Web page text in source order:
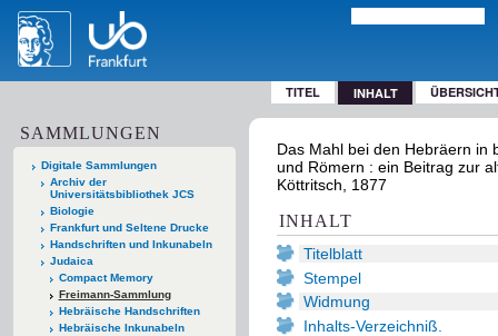
TITEL INHALT
SAMMLUNGEN
Digitale Sammlungen
Archiv der
Universitätsbibliothek JCS
Biologie
Frankfurt und Seltene Drucke
Handschriften und Inkunabeln
Judaica
Compact Memory
Freimann-Sammlung
Hebräische Handschriften
Hebräische Inkunabeln
Das Mahl bei den Hebräern in
und Römern : ein Beitrag zur
Köttritsch, 1877
INHALT
Titelblatt
Stempel
Widmung
Inhalts-Verzeichniß.